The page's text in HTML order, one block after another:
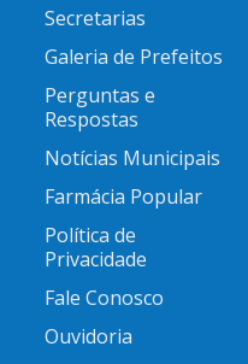
Secretarias
Galeria de Prefeitos
Perguntas e
Respostas
Notícias Municipais
Farmácia Popular
Política de
Privacidade
Fale Conosco
Ouvidoria